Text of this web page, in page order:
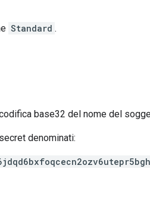
Standard .
base32 del nome del
denominati: